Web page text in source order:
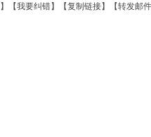
】【我要纠错】【复制链接】【转发邮件